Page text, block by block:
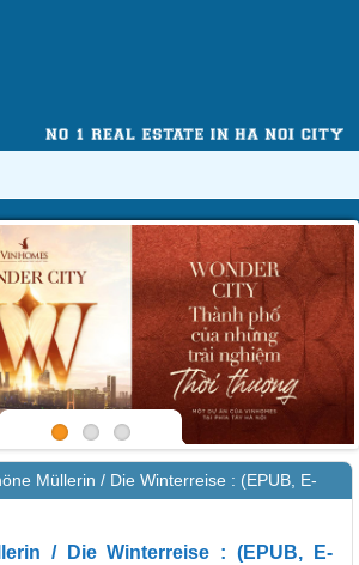
Müllerin / Die Winterreise : (EPUB, E-
/ Die Winterreise : (EPUB, E-